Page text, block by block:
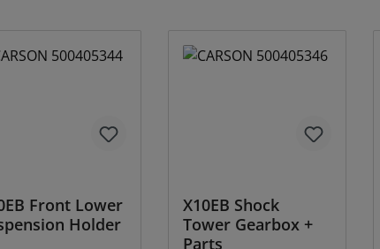
Front Lower
Holder
X10EB Shock
Tower Gearbox +
Parts